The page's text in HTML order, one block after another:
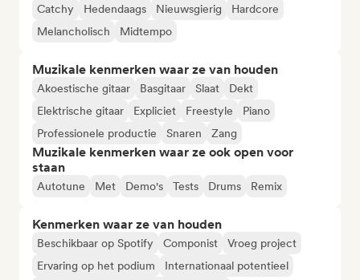
Catchy Hedendaags Nieuwsgierig
Hardcore
Melancholisch
Midtempo
Muzikale kenmerken waar ze van houden
Akoestische gitaar Basgitaar Slaat
Dekt
Elektrische gitaar
Expliciet Freestyle
Piano
Professionele productie
Snaren Zang
Muzikale kenmerken waar ze ook open voor
staan
Autotune Met Demo's Tests Drums Remix
Kenmerken waar ze van houden
Beschikbaar op Spotify Componist
Vroeg project
Ervaring op het podium
Internationaal potentieel